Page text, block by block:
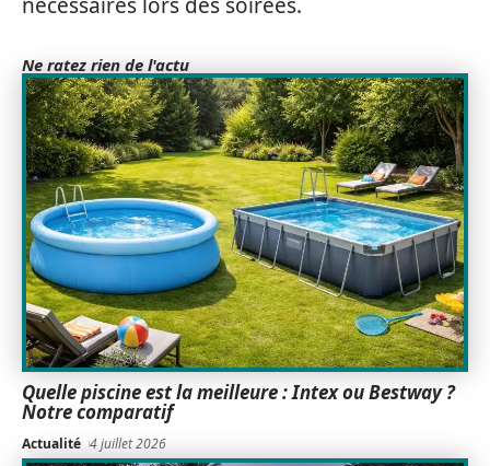
Ne ratez rien de l'actu
Quelle piscine est la meilleure : Intex ou Bestway ?
Notre comparatif
Actualité 4 juillet 2026